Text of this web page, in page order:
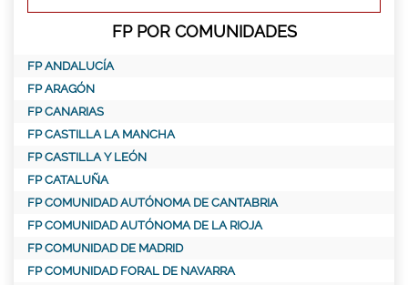
FP POR COMUNIDADES
FP ANDALUCÍA
FP ARAGÓN
FP CANARIAS
FP CASTILLA LA MANCHA
FP CASTILLA Y LEÓN
FP CATALUÑA
FP COMUNIDAD AUTÓNOMA DE CANTABRIA
FP COMUNIDAD AUTÓNOMA DE LA RIOJA
FP COMUNIDAD DE MADRID
FP COMUNIDAD FORAL DE NAVARRA